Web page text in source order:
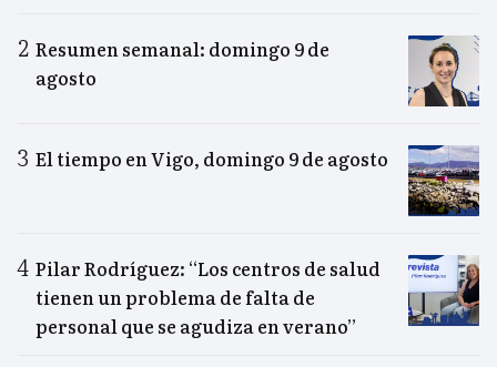
Resumen semanal: domingo 9 de
agosto
El tiempo en Vigo, domingo 9 de agosto
Pilar Rodríguez: “Los centros de salud
tienen un problema de falta de
personal que se agudiza en verano”